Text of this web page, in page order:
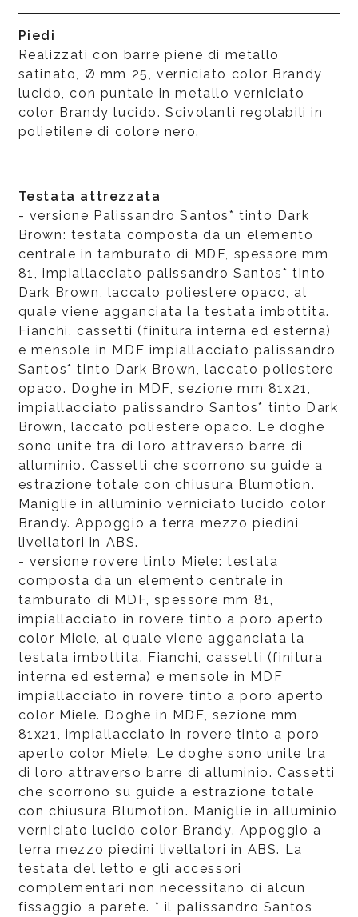
Piedi
Realizzati con barre piene di metallo
satinato, Ø mm 25, verniciato color Brandy
lucido, con puntale in metallo verniciato
color Brandy lucido. Scivolanti regolabili in
polietilene di colore nero.
Testata attrezzata
- versione Palissandro Santos* tinto Dark
Brown: testata composta da un elemento
centrale in tamburato di MDF, spessore mm
81, impiallacciato palissandro Santos* tinto
Dark Brown, laccato poliestere opaco, al
quale viene agganciata la testata imbottita.
Fianchi, cassetti (finitura interna ed esterna)
e mensole in MDF impiallacciato palissandro
Santos* tinto Dark Brown, laccato poliestere
opaco. Doghe in MDF, sezione mm 81x21,
impiallacciato palissandro Santos* tinto Dark
Brown, laccato poliestere opaco. Le doghe
sono unite tra di loro attraverso barre di
alluminio. Cassetti che scorrono su guide a
estrazione totale con chiusura Blumotion.
Maniglie in alluminio verniciato lucido color
Brandy. Appoggio a terra mezzo piedini
livellatori in ABS.
- versione rovere tinto Miele: testata
composta da un elemento centrale in
tamburato di MDF, spessore mm 81,
impiallacciato in rovere tinto a poro aperto
color Miele, al quale viene agganciata la
testata imbottita. Fianchi, cassetti (finitura
interna ed esterna) e mensole in MDF
impiallacciato in rovere tinto a poro aperto
color Miele. Doghe in MDF, sezione mm
81x21, impiallacciato in rovere tinto a poro
aperto color Miele. Le doghe sono unite tra
di loro attraverso barre di alluminio. Cassetti
che scorrono su guide a estrazione totale
con chiusura Blumotion. Maniglie in alluminio
verniciato lucido color Brandy. Appoggio a
terra mezzo piedini livellatori in ABS. La
testata del letto e gli accessori
complementari non necessitano di alcun
fissaggio a parete. * il palissandro Santos